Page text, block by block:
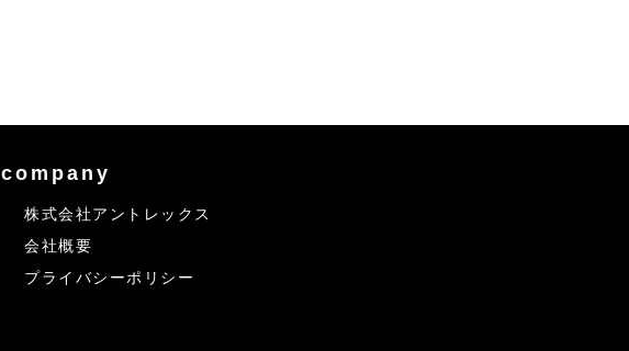
company
株式会社アントレックス
会社概要
プライバシーポリシー